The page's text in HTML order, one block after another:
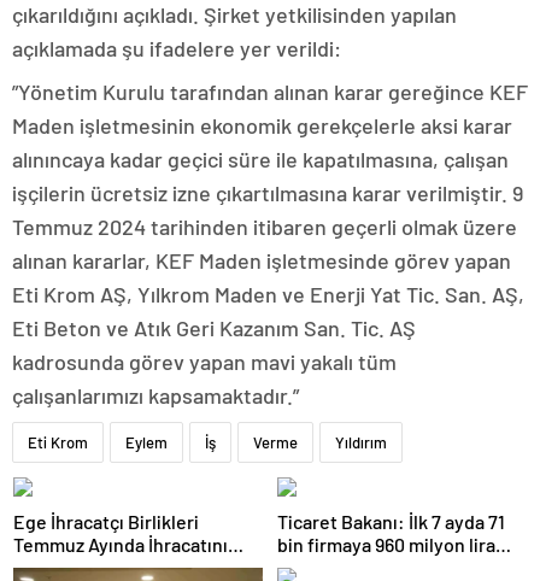
çıkarıldığını açıkladı. Şirket yetkilisinden yapılan
açıklamada şu ifadelere yer verildi:
”Yönetim Kurulu tarafından alınan karar gereğince KEF
Maden işletmesinin ekonomik gerekçelerle aksi karar
alınıncaya kadar geçici süre ile kapatılmasına, çalışan
işçilerin ücretsiz izne çıkartılmasına karar verilmiştir. 9
Temmuz 2024 tarihinden itibaren geçerli olmak üzere
alınan kararlar, KEF Maden işletmesinde görev yapan
Eti Krom AŞ, Yılkrom Maden ve Enerji Yat Tic. San. AŞ,
Eti Beton ve Atık Geri Kazanım San. Tic. AŞ
kadrosunda görev yapan mavi yakalı tüm
çalışanlarımızı kapsamaktadır.”
Eti Krom Eylem İş Verme Yıldırım
Ege İhracatçı Birlikleri
Temmuz Ayında İhracatını
Artırdı
Ticaret Bakanı: İlk 7 ayda 71
bin firmaya 960 milyon lira
ceza uygulandı